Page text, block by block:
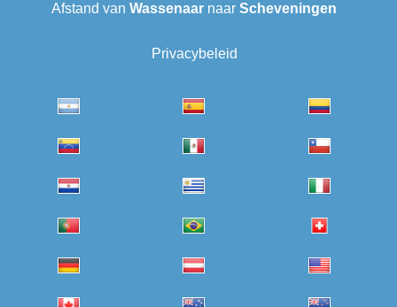
Afstand van Wassenaar naar Scheveningen‎
Privacybeleid